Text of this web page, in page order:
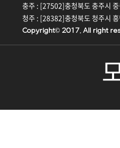
충주 : [27502]충청북도 충주시
청주 : [28382]충청북도 청주시
Copyright© 2017. All right